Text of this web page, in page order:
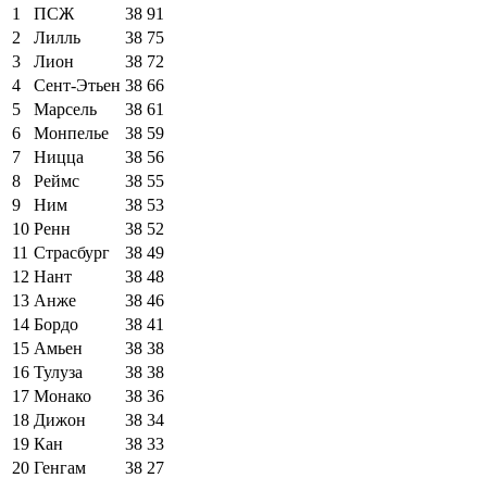
1
ПСЖ 38 91
2
Лилль 38 75
3
Лион 38 72
4
Сент-Этьен 38 66
5
Марсель 38 61
6
Монпелье 38 59
7
Ницца 38 56
8
Реймс 38 55
9
Ним 38 53
10 Ренн 38 52
11 Страсбург 38 49
12 Нант 38 48
13 Анже 38 46
14 Бордо 38 41
15 Амьен 38 38
16 Тулуза 38 38
17 Монако 38 36
18 Дижон 38 34
19 Кан 38 33
20 Генгам 38 27